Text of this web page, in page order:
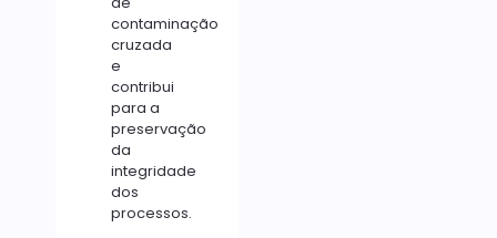
contaminação
cruzada
e
contribui
para a
preservação
da
integridade
dos
processos.